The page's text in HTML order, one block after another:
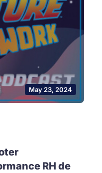
May 23, 2024
RH de